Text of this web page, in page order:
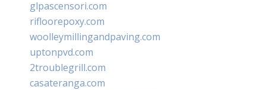
glpascensori.com
rifloorepoxy.com
woolleymillingandpaving.com
uptonpvd.com
2troublegrill.com
casateranga.com